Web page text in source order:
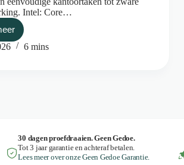
Intel: Core…
6 mins
30 dagen proefdraaien. Geen Gedoe.
Tot 3 jaar garantie en achteraf betalen.
Lees meer over onze Geen Gedoe Garantie.